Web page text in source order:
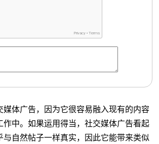
媒体广告，因为它很容易融入现有的内容
作中。如果运用得当，社交媒体广告看起
与自然帖子一样真实，因此它能带来类似